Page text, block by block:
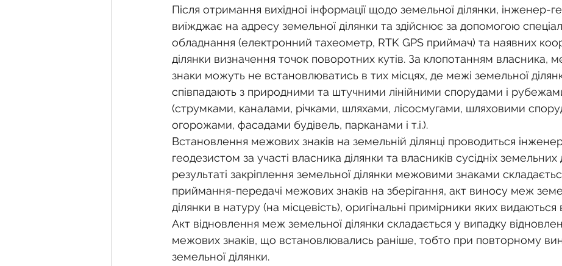
Після отримання вихідної інформації щодо земельної ділянки, інженер-
виїжджає на адресу земельної ділянки та здійснює за допомогою
обладнання (електронний тахеометр, RTK GPS приймач) та наявних
ділянки визначення точок поворотних кутів. За клопотанням власника,
знаки можуть не встановлюватись в тих місцях, де межі земельної
співпадають з природними та штучними лінійними спорудами і
(струмками, каналами, річками, шляхами, лісосмугами, шляховими
огорожами, фасадами будівель, парканами і т.і.).
Встановлення межових знаків на земельній ділянці проводиться
геодезистом за участі власника ділянки та власників сусідніх земельних
результаті закріплення земельної ділянки межовими знаками
приймання-передачі межових знаків на зберігання, акт виносу меж
ділянки в натуру (на місцевість), оригінальні примірники яких видаються
Акт відновлення меж земельної ділянки складається у випадку
межових знаків, що встановлювались раніше, тобто при повторному
земельної ділянки.